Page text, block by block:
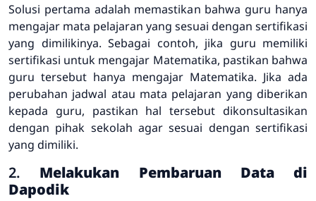
Solusi pertama adalah memastikan bahwa guru hanya
mengajar mata pelajaran yang sesuai dengan sertifikasi
yang dimilikinya. Sebagai contoh, jika guru memiliki
sertifikasi untuk mengajar Matematika, pastikan bahwa
guru tersebut hanya mengajar Matematika. Jika ada
perubahan jadwal atau mata pelajaran yang diberikan
kepada guru, pastikan hal tersebut dikonsultasikan
dengan pihak sekolah agar sesuai dengan sertifikasi
yang dimiliki.
2. Melakukan Pembaruan Data di
Dapodik